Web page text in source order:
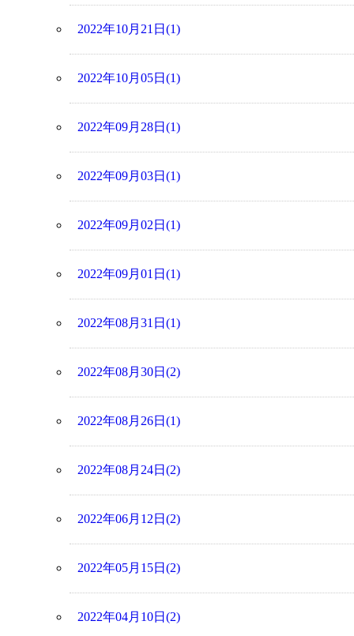
2022年10月21日(1)
2022年10月05日(1)
2022年09月28日(1)
2022年09月03日(1)
2022年09月02日(1)
2022年09月01日(1)
2022年08月31日(1)
2022年08月30日(2)
2022年08月26日(1)
2022年08月24日(2)
2022年06月12日(2)
2022年05月15日(2)
2022年04月10日(2)